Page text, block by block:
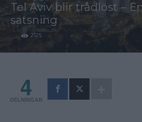
Tel Aviv blir trådlöst –
satsning
2125
4
DELNINGAR